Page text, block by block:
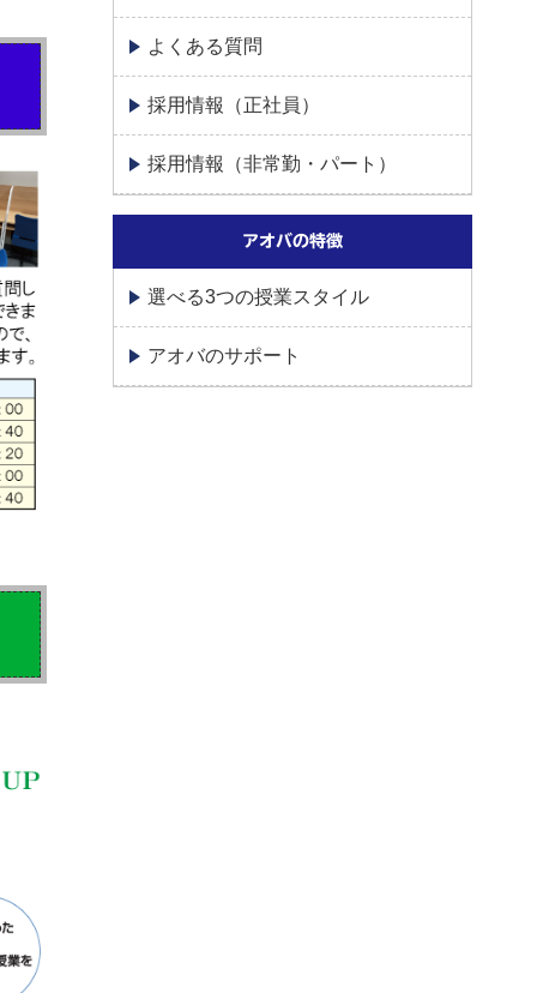
よくある質問
採用情報（正社員）
採用情報（非常勤・パート）
アオバの特徴
選べる3つの授業スタイル
アオバのサポート